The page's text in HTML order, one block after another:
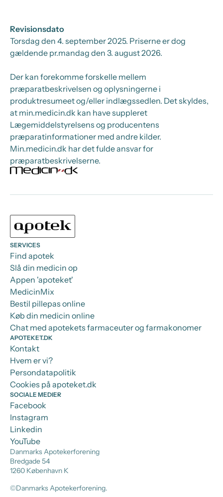
Revisionsdato
Torsdag den 4. september 2025. Priserne er dog
gældende pr.mandag den 3. august 2026.
Der kan forekomme forskelle mellem
præparatbeskrivelsen og oplysningerne i
produktresumeet og/eller indlægssedlen. Det skyldes,
at min.medicin.dk kan have suppleret
Lægemiddelstyrelsens og producentens
præparatinformationer med andre kilder.
Min.medicin.dk har det fulde ansvar for
præparatbeskrivelserne.
Danmarks Apotekerforening
Bredgade 54
1260 København K
©Danmarks Apotekerforening.
SERVICES
Find apotek
Slå din medicin op
Appen 'apoteket'
MedicinMix
Bestil pillepas online
Køb din medicin online
Chat med apotekets farmaceuter og farmakonomer
APOTEKET.DK
Kontakt
Hvem er vi?
Persondatapolitik
Cookies på apoteket.dk
SOCIALE MEDIER
Facebook
Instagram
Linkedin
YouTube